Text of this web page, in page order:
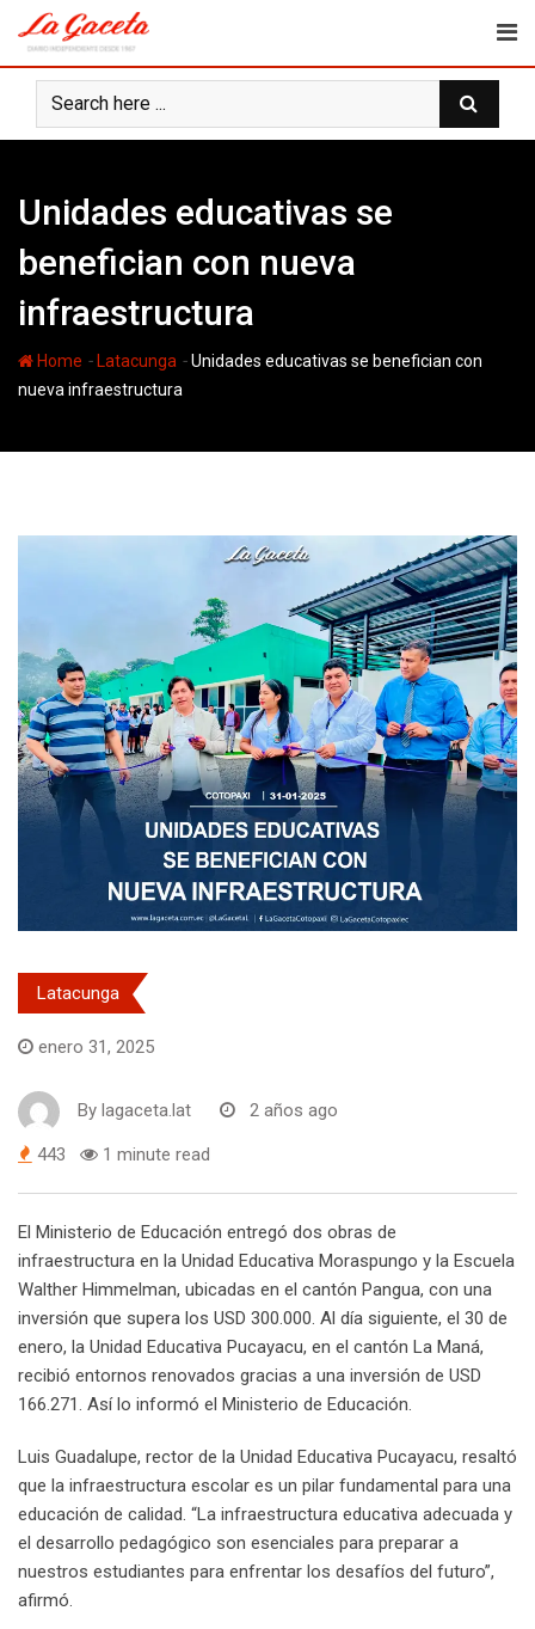
content
Unidades educativas se
benefician con nueva
infraestructura
Home - Latacunga -Unidades educativas se benefician con
nueva infraestructura
Latacunga
enero 31, 2025
By lagaceta.lat 2 años ago
443 1 minute read
El Ministerio de Educación entregó dos obras de
infraestructura en la Unidad Educativa Moraspungo y la Escuela
Walther Himmelman, ubicadas en el cantón Pangua, con una
inversión que supera los USD 300.000. Al día siguiente, el 30 de
enero, la Unidad Educativa Pucayacu, en el cantón La Maná,
recibió entornos renovados gracias a una inversión de USD
166.271. Así lo informó el Ministerio de Educación.
Luis Guadalupe, rector de la Unidad Educativa Pucayacu, resaltó
que la infraestructura escolar es un pilar fundamental para una
educación de calidad. “La infraestructura educativa adecuada y
el desarrollo pedagógico son esenciales para preparar a
nuestros estudiantes para enfrentar los desafíos del futuro”,
afirmó.